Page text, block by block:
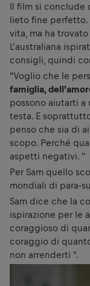
Il film si conclude
lieto fine perfetto.
vita, ma ha
L'australiana
consigli, quindi
"Voglio che le
famiglia,
possono aiutarti
testa. E
penso che sia di
scopo. Perché
aspetti negativi. "
Per Sam quello
mondiali di para-
Sam dice che la
ispirazione per le
coraggioso di
coraggio di
non arrenderti ".